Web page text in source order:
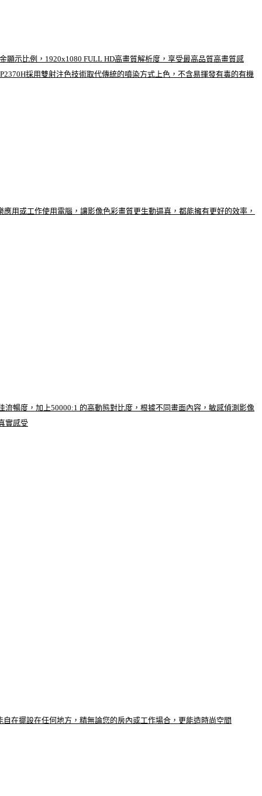
示比例，1920x1080 FULL HD高畫質解析度，享受最高品質高畫質感
採用雙射注色技術取代傳統的噴染方式上色，不含易揮發有毒的有機
用或工作使用電腦，讓影像色彩畫質更生動逼真，都能擁有更好的效率，
暢度，加上50000:1 的高動態對比度，根據不同畫面內容，敏感偵測影像
實感受
在擺設在任何地方，精無論您的房內或工作場合，更能造時尚空間